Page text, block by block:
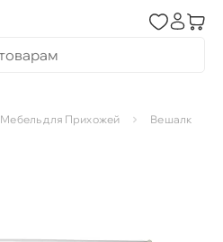
Мебель для Прихожей Вешалки